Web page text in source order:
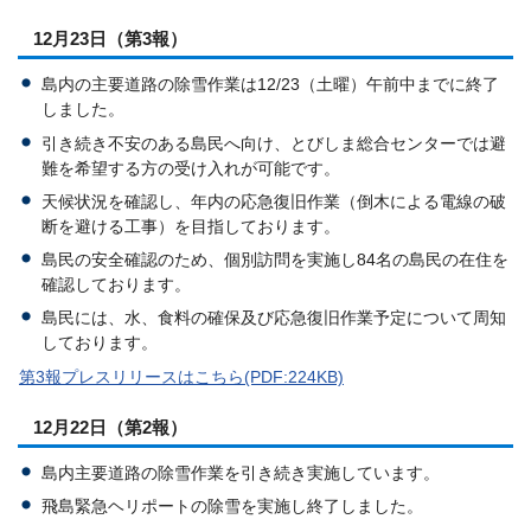
12月23日（第3報）
島内の主要道路の除雪作業は12/23（土曜）午前中までに終了
しました。
引き続き不安のある島民へ向け、とびしま総合センターでは避
難を希望する方の受け入れが可能です。
天候状況を確認し、年内の応急復旧作業（倒木による電線の破
断を避ける工事）を目指しております。
島民の安全確認のため、個別訪問を実施し84名の島民の在住を
確認しております。
島民には、水、食料の確保及び応急復旧作業予定について周知
しております。
第3報プレスリリースはこちら(PDF:224KB)
12月22日（第2報）
島内主要道路の除雪作業を引き続き実施しています。
飛島緊急ヘリポートの除雪を実施し終了しました。